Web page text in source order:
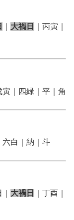
大禍日
｜丙寅｜
寅｜四緑｜平｜角
六白｜納｜斗
大禍日
｜丁酉｜